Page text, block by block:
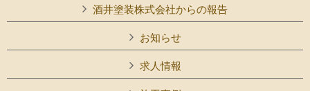
酒井塗装株式会社からの報告
お知らせ
求人情報